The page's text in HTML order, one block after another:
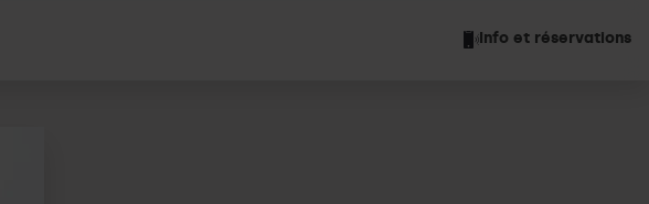
Info et réservations